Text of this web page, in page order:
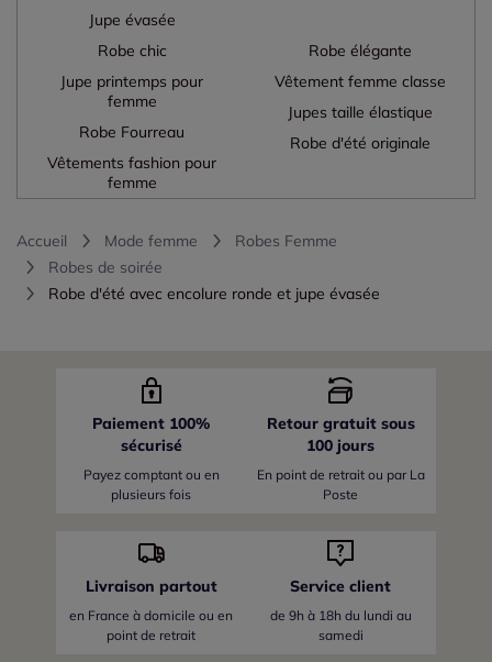
Jupe évasée
Robe chic
Jupe printemps pour
femme
Robe Fourreau
Vêtements fashion pour
femme
Robe élégante
Vêtement femme classe
Jupes taille élastique
Robe d'été originale
Accueil Mode femme
Robes Femme
Robes de soirée
Robe d'été avec encolure ronde et jupe évasée
Paiement 100%
sécurisé
Payez comptant ou en
plusieurs fois
Retour gratuit sous
100 jours
En point de retrait ou par La
Poste
Livraison partout
en France à domicile ou en
point de retrait
Service client
de 9h à 18h du lundi au
samedi